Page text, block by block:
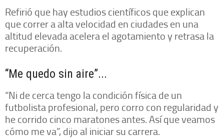
Refirió que hay estudios científicos que explican
que correr a alta velocidad en ciudades en una
altitud elevada acelera el agotamiento y retrasa la
recuperación.
“Me quedo sin aire”...
“Ni de cerca tengo la condición física de un
futbolista profesional, pero corro con regularidad y
he corrido cinco maratones antes. Así que veamos
cómo me va”, dijo al iniciar su carrera.